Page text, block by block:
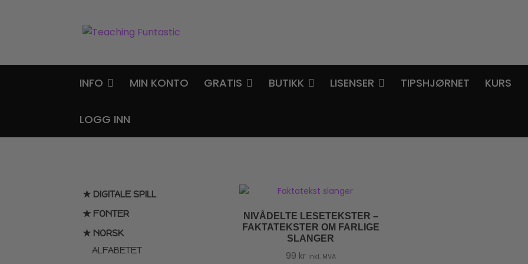
Hopp
Hopp
INFO MIN KONTO GRATIS BUTIKK LISENSER TIPSHJØRNET KURS
LOGG INN
★ DIGITALE SPILL
★ FONTER
★ NORSK
ALFABETET
NIVÅDELTE LESETEKSTER –
FAKTATEKSTER OM FARLIGE
SLANGER
99 kr inkl. MVA